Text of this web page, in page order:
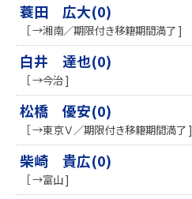
蓑田 広大(0)
［ →湘南／期限付き移籍期間満了 ]
白井 達也(0)
［ →今治 ]
松橋 優安(0)
［ →東京Ｖ／期限付き移籍期間満了 ]
柴崎 貴広(0)
［ →富山 ]